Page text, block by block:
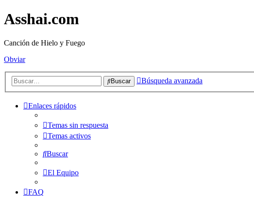
Asshai.com
Canción de Hielo y Fuego
Obviar
Buscar Búsqueda avanzada
Enlaces rápidos
Temas sin respuesta
Temas activos
Buscar
El Equipo
FAQ